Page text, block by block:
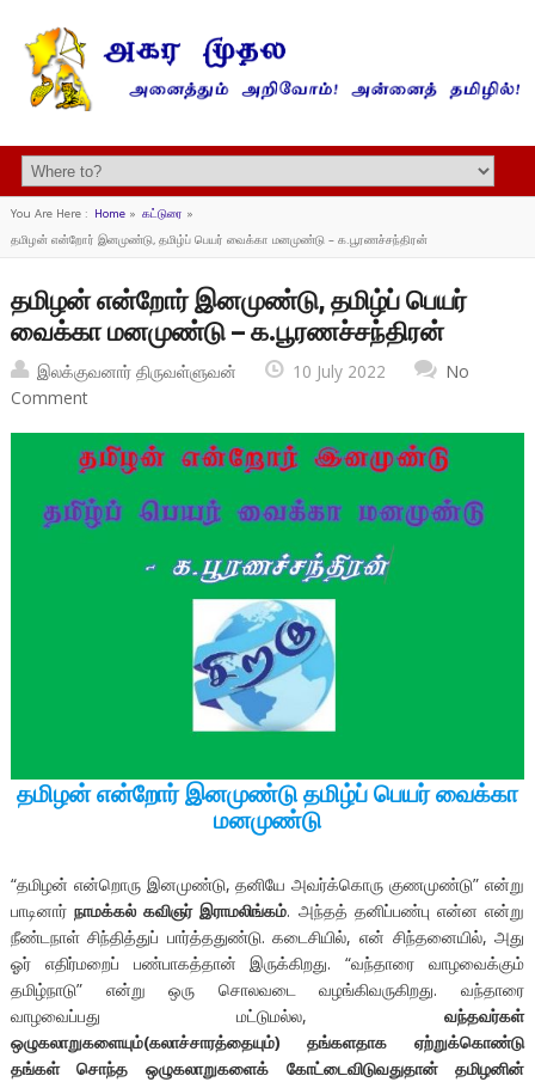
You Are Here : Home» கட்டுரை »
தமிழன் என்றோர் இனமுண்டு, தமிழ்ப் பெயர் வைக்கா மனமுண்டு – க.பூரணச்சந்திரன்
தமிழன் என்றோர் இனமுண்டு, தமிழ்ப் பெயர்
வைக்கா மனமுண்டு – க.பூரணச்சந்திரன்
இலக்குவனார் திருவள்ளுவன் 10 July 2022
No
Comment
தமிழன் என்றோர் இனமுண்டு தமிழ்ப் பெயர் வைக்கா
மனமுண்டு
“தமிழன் என்றொரு இனமுண்டு, தனியே அவர்க்கொரு குணமுண்டு” என்று
பாடினார்நாமக்கல் கவிஞர் இராமலிங்கம். அந்தத் தனிப்பண்பு என்ன என்று
நீண்டநாள் சிந்தித்துப் பார்த்ததுண்டு. கடைசியில், என் சிந்தனையில், அது
ஓர் எதிர்மறைப் பண்பாகத்தான் இருக்கிறது. “வந்தாரை வாழவைக்கும்
தமிழ்நாடு” என்று ஒரு சொலவடை வழங்கிவருகிறது. வந்தாரை
வாழவைப்பது மட்டுமல்ல, வந்தவர்கள்
ஒழுகலாறுகளையும்(கலாச்சாரத்தையும்) தங்களதாக ஏற்றுக்கொண்டு
தங்கள் சொந்த ஒழுகலாறுகளைக் கோட்டைவிடுவதுதான் தமிழனின்